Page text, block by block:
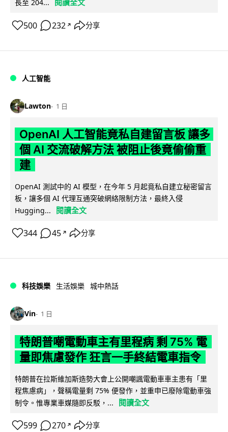
長至 204...
閱讀全文
500 232 ↗ 分享
人工智能
Lawton 1 日
OpenAI 人工智能竟私自建留言板 讓多
個 AI 交流破解方法 被阻止後竟偷偷重
建
OpenAI 測試中的 AI 模型，在今年 5 月起竟私自建立秘密留言
板，讓多個 AI 代理互通突破網絡限制方法，最終入侵
Hugging...
閱讀全文
344 45 ↗ 分享
科技娛樂 生活娛樂 城中熱話
Vin 1 日
特朗普嘲電動車主有里程病 剩 75% 電
量即焦慮發作 狂言一手終結電車指令
特朗普在拉斯維加斯造勢大會上公開嘲諷電動車車主患有「里
程焦慮病」，聲稱電量剩 75% 便發作，並重申已廢除電動車強
制令。惟專業車媒隨即反駁，...
閱讀全文
599 270 ↗ 分享